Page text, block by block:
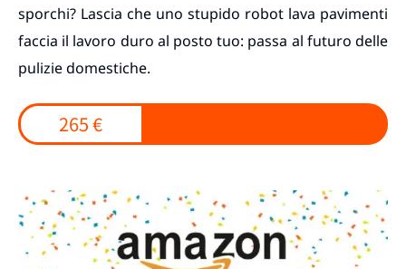
sporchi? Lascia che uno stupido robot lava pavimenti
faccia il lavoro duro al posto tuo: passa al futuro delle
pulizie domestiche.
265 €